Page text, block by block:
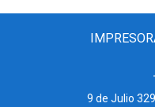
9 de Julio